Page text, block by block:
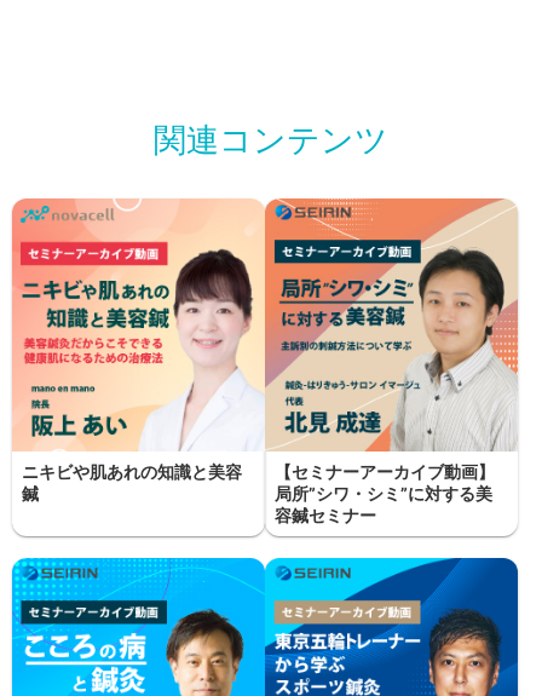
ニキビや肌あれの知識と美容
鍼
【セミナーアーカイブ動画】
局所”シワ・シミ”に対する美
容鍼セミナー